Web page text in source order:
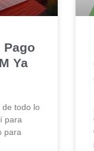
Pago
Ya
de todo lo
para
para